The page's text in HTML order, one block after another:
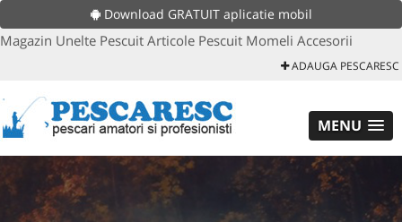
Download GRATUIT aplicatie mobil
Magazin Unelte Pescuit Articole Pescuit Momeli Accesorii
ADAUGA PESCARESC
MENU